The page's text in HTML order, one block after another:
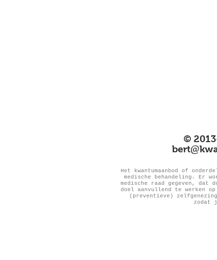
©
bert@
Het kwantumaanbod of
medische behandeling. Er
medische raad gegeven, dat
doel aanvullend te werken
(preventieve)
zodat